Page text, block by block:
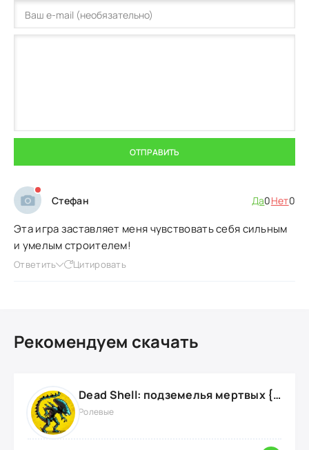
ОТПРАВИТЬ
Стефан Да0Нет0
Эта игра заставляет меня чувствовать себя сильным
и умелым строителем!
Ответить Цитировать
Рекомендуем скачать
Dead Shell: подземелья мертвых {ВЗЛОМ: на деньги}
Ролевые